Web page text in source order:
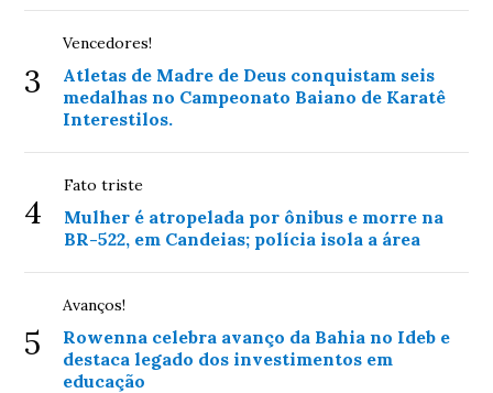
3
Vencedores!
Atletas de Madre de Deus conquistam seis
medalhas no Campeonato Baiano de Karatê
Interestilos.
4
Fato triste
Mulher é atropelada por ônibus e morre na
BR-522, em Candeias; polícia isola a área
5
Avanços!
Rowenna celebra avanço da Bahia no Ideb e
destaca legado dos investimentos em
educação